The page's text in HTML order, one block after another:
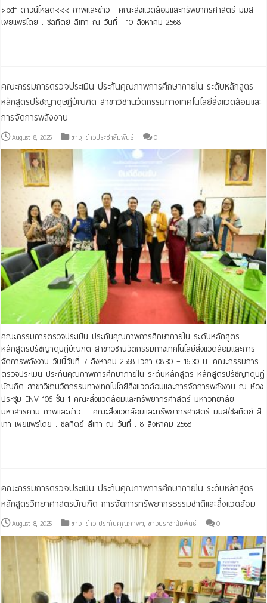
>pdf ดาวน์โหลด<<< ภาพและข่าว : คณะสิ่งแวดล้อมและทรัพยากรศาสตร์ มมส
เผยแพร่โดย : ชลทิตย์ สีเทา ณ วันที่ : 10 สิงหาคม 2568
คณะกรรมการตรวจประเมิน ประกันคุณภาพการศึกษาภายใน ระดับหลักสูตร
หลักสูตรปรัชญาดุษฎีบัณฑิต สาขาวิชานวัตกรรมทางเทคโนโลยีสิ่งแวดล้อมและ
การจัดการพลังงาน
August 8, 2025 ข่าว,ข่าวประชาสัมพันธ์ 0
คณะกรรมการตรวจประเมิน ประกันคุณภาพการศึกษาภายใน ระดับหลักสูตร
หลักสูตรปรัชญาดุษฎีบัณฑิต สาขาวิชานวัตกรรมทางเทคโนโลยีสิ่งแวดล้อมและการ
จัดการพลังงาน วันนี้วันที่ 7 สิงหาคม 2568 เวลา 08.30 – 16.30 น. คณะกรรมการ
ตรวจประเมิน ประกันคุณภาพการศึกษาภายใน ระดับหลักสูตร หลักสูตรปรัชญาดุษฎี
บัณฑิต สาขาวิชานวัตกรรมทางเทคโนโลยีสิ่งแวดล้อมและการจัดการพลังงาน ณ ห้อง
ประชุม ENV 106 ชั้น 1 คณะสิ่งแวดล้อมและทรัพยากรศาสตร์ มหาวิทยาลัย
มหาสารคาม ภาพและข่าว : คณะสิ่งแวดล้อมและทรัพยากรศาสตร์ มมส/ชลทิตย์ สี
เทา เผยแพร่โดย : ชลทิตย์ สีเทา ณ วันที่ : 8 สิงหาคม 2568
คณะกรรมการตรวจประเมิน ประกันคุณภาพการศึกษาภายใน ระดับหลักสูตร
หลักสูตรวิทยาศาสตรบัณฑิต การจัดการทรัพยากรธรรมชาติและสิ่งแวดล้อม
August 8, 2025 ข่าว,ข่าว-ประกันคุณภาพฯ,ข่าวประชาสัมพันธ์ 0